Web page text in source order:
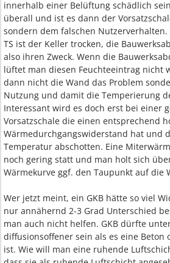
innerhalb einer Belüftung schädlich
überall und ist es dann der
sondern dem falschen Nutzerverhalten.
TS ist der Keller trocken, die
also ihren Zweck. Wenn die
lüftet man diesen Feuchteeintrag nicht
dann nicht die Wand das Problem
Nutzung und damit die Temperierung
Interessant wird es doch erst bei einer
Vorsatzschale die einen entsprechend
Wärmedurchgangswiderstand hat und
Temperatur abschotten. Eine
noch gering statt und man holt sich
Wärmekurve ggf. den Taupunkt auf die
Wer jetzt meint, ein GKB hätte so viel
nur annähernd 2-3 Grad Unterschied
man auch nicht helfen. GKB dürfte
diffusionsoffener sein als es eine Beton
ist. Wie will man eine ruhende